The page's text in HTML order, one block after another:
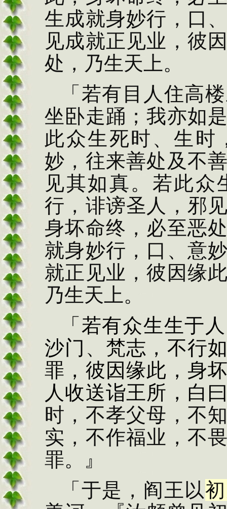
生成就身妙行，口
见成就正见业，彼
处，乃生天上。
「若有目人住高
坐卧走踊；我亦如
此众生死时、生时
妙，往来善处 及不
见其如真。 若此众
行，诽谤圣人， 邪
身坏命终，必至恶
就身妙行，口、意
就正见业，彼因缘
乃生天上。
「若有众生生于
沙门 、 梵志，不行
罪， 彼因缘此，身
人收送诣王所，白
时，不孝父母，不
实， 不作福业，不
罪。』
「于是，阎王以